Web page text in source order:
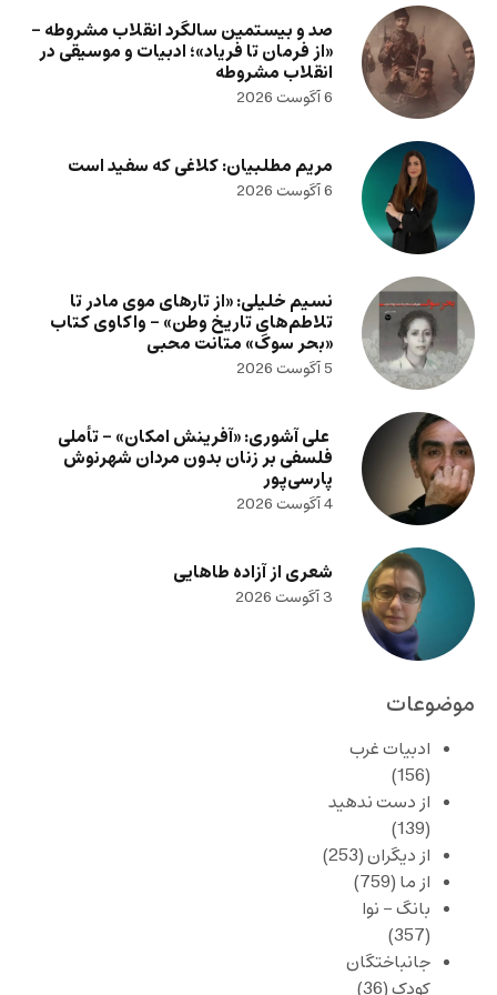
صد و بیستمین سالگرد انقلاب مشروطه –
«از فرمان تا فریاد»؛ ادبیات و موسیقی در
انقلاب مشروطه
6 آگوست 2026
مریم مطلبیان: کلاغی که سفید است
6 آگوست 2026
نسیم خلیلی: «از تارهای موی مادر تا
تلاطم‌های تاریخ وطن» – واکاوی کتاب
«بحر سوگ» متانت محبی
5 آگوست 2026
علی آشوری: «آفرینش امکان» – تأملی
فلسفی بر زنان بدون مردان شهرنوش
پارسی‌پور
4 آگوست 2026
شعری از آزاده طاهایی
3 آگوست 2026
موضوعات
ادبیات غرب
(156)
از دست ندهید
(139)
از دیگران(253)
از ما (759)
بانگ – نوا
(357)
جانباختگان
کودک(36)